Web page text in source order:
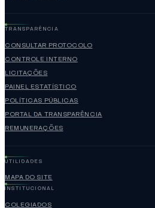
TRANSPARÊNCIA
CONSULTAR PROTOCOLO
CONTROLE INTERNO
LICITAÇÕES
PAINEL ESTATÍSTICO
POLÍTICAS PÚBLICAS
PORTAL DA TRANSPARÊNCIA
REMUNERAÇÕES
UTILIDADES
MAPA DO SITE
INSTITUCIONAL
COLEGIADOS